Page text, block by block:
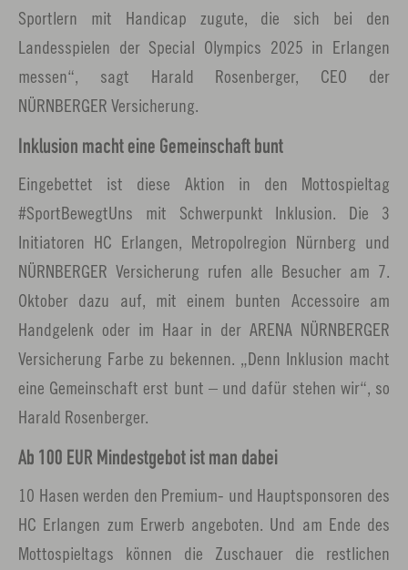
Sportlern mit Handicap zugute, die sich bei den
Landesspielen der Special Olympics 2025 in Erlangen
messen“, sagt Harald Rosenberger, CEO der
NÜRNBERGER Versicherung.
Inklusion macht eine Gemeinschaft bunt
Eingebettet ist diese Aktion in den Mottospieltag
#SportBewegtUns mit Schwerpunkt Inklusion. Die 3
Initiatoren HC Erlangen, Metropolregion Nürnberg und
NÜRNBERGER Versicherung rufen alle Besucher am 7.
Oktober dazu auf, mit einem bunten Accessoire am
Handgelenk oder im Haar in der ARENA NÜRNBERGER
Versicherung Farbe zu bekennen. „Denn Inklusion macht
eine Gemeinschaft erst bunt – und dafür stehen wir“, so
Harald Rosenberger.
Ab 100 EUR Mindestgebot ist man dabei
10 Hasen werden den Premium- und Hauptsponsoren des
HC Erlangen zum Erwerb angeboten. Und am Ende des
Mottospieltags können die Zuschauer die restlichen